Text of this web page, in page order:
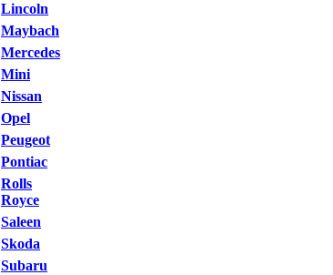
Lincoln
Maybach
Mercedes
Mini
Nissan
Opel
Peugeot
Pontiac
Rolls
Royce
Saleen
Skoda
Subaru